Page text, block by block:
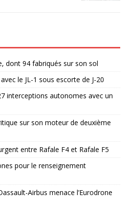
dont 94 fabriqués sur son sol
le JL-1 sous escorte de J-20
interceptions autonomes avec un
sur son moteur de deuxième
entre Rafale F4 et Rafale F5
pour le renseignement
Airbus menace l’Eurodrone